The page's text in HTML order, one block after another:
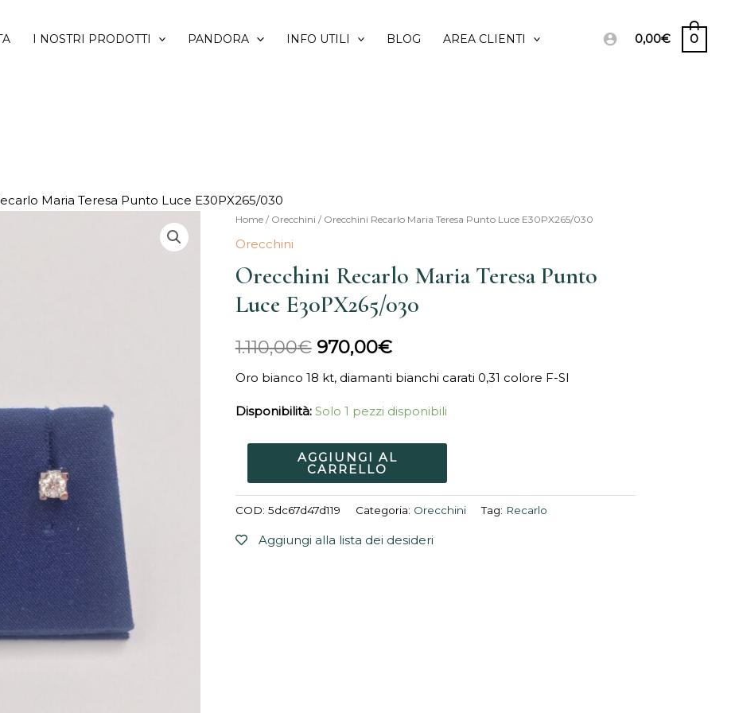
I NOSTRI PRODOTTI PANDORA INFO UTILI BLOG AREA CLIENTI 0,00€ 0
Maria Teresa Punto Luce E30PX265/030
Home/ Orecchini / Orecchini Recarlo Maria Teresa Punto Luce E30PX265/030
Orecchini
Orecchini Recarlo Maria Teresa Punto
Luce E30PX265/030
1.110,00€
Il
originale
1.110,00€.
970,00€
Il
è:
970,00€.
Oro bianco 18 kt, diamanti bianchi carati 0,31 colore F-SI
Disponibilità: Solo 1 pezzi disponibili
Orecchini
Recarlo
Maria
Teresa
Punto
E30PX265/030
quantità
AGGIUNGI AL
CARRELLO
COD: 5dc67d47d119 Categoria: Orecchini Tag: Recarlo
Aggiungi alla lista dei desideri